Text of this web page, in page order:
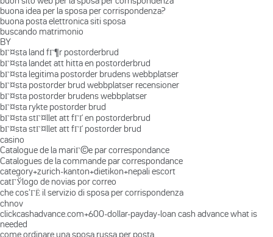
buona idea per la sposa per corrispondenza?
buona posta elettronica siti sposa
buscando matrimonio
BY
bГ¤sta land fГ¶r postorderbrud
bГ¤sta landet att hitta en postorderbrud
bГ¤sta legitima postorder brudens webbplatser
bГ¤sta postorder brud webbplatser recensioner
bГ¤sta postorder brudens webbplatser
bГ¤sta rykte postorder brud
bГ¤sta stГ¤llet att fГҐ en postorderbrud
bГ¤sta stГ¤llet att fГҐ postorder brud
casino
Catalogue de la mariГ©e par correspondance
Catalogues de la commande par correspondance
category+zurich-kanton+dietikon+nepali escort
catГЎlogo de novias por correo
che cos'ГЁ il servizio di sposa per corrispondenza
chnov
clickcashadvance.com+600-dollar-payday-loan cash advance what is
needed
come ordinare una sposa russa per posta